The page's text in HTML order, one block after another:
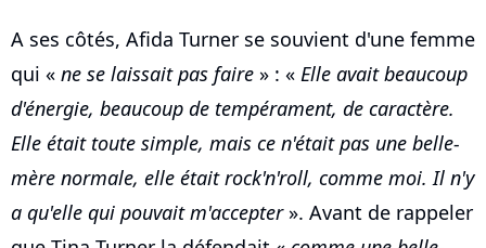
A ses côtés, Afida Turner se souvient d'une femme
qui « ne se laissait pas faire » : « Elle avait beaucoup
d'énergie, beaucoup de tempérament, de caractère.
Elle était toute simple, mais ce n'était pas une belle-
mère normale, elle était rock'n'roll, comme moi. Il n'y
a qu'elle qui pouvait m'accepter». Avant de rappeler